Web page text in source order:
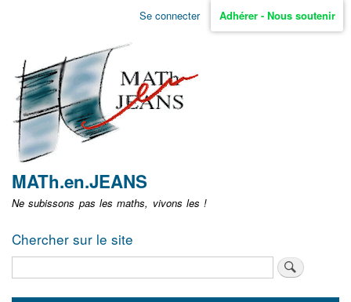
Aller
non
identifié
Se connecter Adhérer - Nous soutenir
MATh.en.JEANS
Ne subissons pas les maths, vivons les !
Chercher sur le site